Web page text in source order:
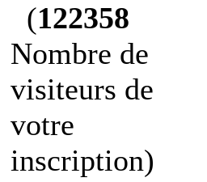
(122358
Nombre de
visiteurs de
votre
inscription)